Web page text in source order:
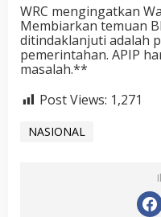
WRC mengingatkan
Membiarkan temuan
ditindaklanjuti adalah
pemerintahan. APIP
masalah.**
Post Views: 1,271
NASIONAL